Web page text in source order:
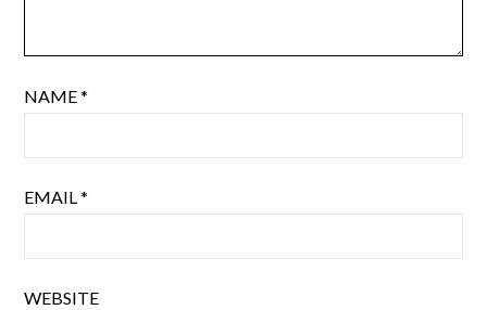
NAME*
EMAIL*
WEBSITE